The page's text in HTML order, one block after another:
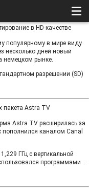
в HD-качестве
популярному в мире виду
несколько дней новый
немецком рынке.
разрешении (SD)
пакета Astra TV
Astra TV расширилась за
каналом Canal
ГГц с вертикальной
программами ...